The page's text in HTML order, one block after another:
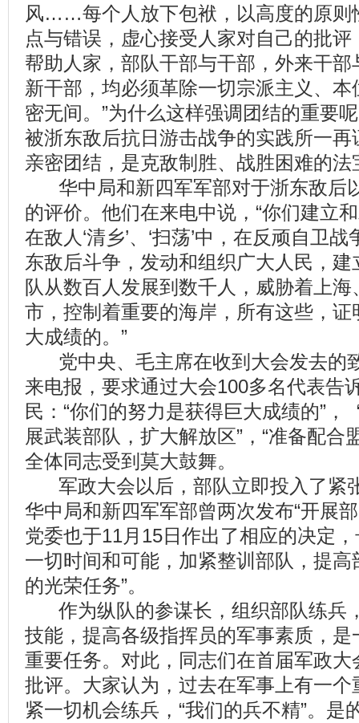
风……每个人放下包袱，以高度的原则
点与错误，虚心接受人家对自己的批
帮助人家，部队干部与干部，外来干
新干部，均必须革除一切宗派主义、
密无间。”为什么这样强调团结的重要
被浙东敌后抗日游击战争的实践所一
亲密团结，是克敌制胜、战胜困难的法
华中局和新四军军部对于浙东敌后
的评价。他们在来电中说，“你们建立
在敌人‘清乡’、‘扫荡’中，在反顽自卫
东敌后斗争，发动和组织广大人民，
队从数百人发展到数千人，威胁着上
市，控制着重要的海岸，所有这些，
大成绩的。”
党中央、毛主席在收到大会发去的
来电报，要求通过大会100多名代表告
民：“你们的努力是获得巨大成绩的”，
展武装部队，扩大解放区”，“准备配合
全体同志受到莫大鼓舞。
军政大会以后，部队立即投入了紧
华中局和新四军军部曾两次发布“开展
党委也于11月15日作出了相应的决定
一切时间和可能，加紧整训部队，提
的光荣任务”。
作为纵队的参谋长，组织部队练兵
技能，提高各级指挥员的军事素质，
重要任务。对此，同志们在首届军政
批评。大家认为，过去在军事上有一
紧一切机会练兵，“我们的兵不精”。是